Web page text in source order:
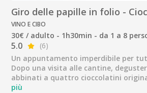
Giro delle papille in folio -
VINO E CIBO
30€ / adulto - 1h30min - da 1 a 8
5.0
(6)
Un appuntamento imperdibile per
Dopo una visita alle cantine,
abbinati a quattro cioccolatini
più